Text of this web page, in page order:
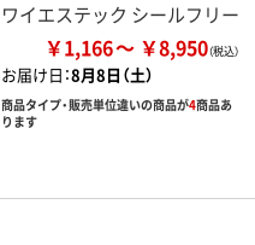
ワイエステック シールフリー
￥1,166 ￥8,950
お届け日：8月8日（土）
商品タイプ・販売単位違いの商品が4商品あ
ります